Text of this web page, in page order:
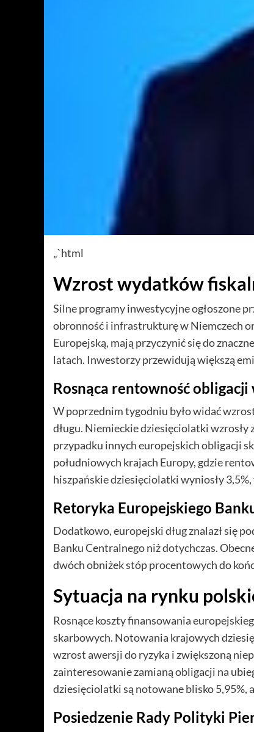
„`html
Wzrost wydatków
Silne programy inwestycyjne ogłoszone
obronność i infrastrukturę w Niemczech
Europejską, mają przyczynić się do
latach. Inwestorzy przewidują większą
Rosnąca rentowność obligacji
W poprzednim tygodniu było widać
długu. Niemieckie dziesięciolatki
przypadku innych europejskich obligacji
południowych krajach Europy, gdzie
hiszpańskie dziesięciolatki wyniosły
Retoryka Europejskiego
Dodatkowo, europejski dług znalazł się
Banku Centralnego niż dotychczas.
dwóch obniżek stóp procentowych do
Sytuacja na rynku
Rosnące koszty finansowania
skarbowych. Notowania krajowych
wzrost awersji do ryzyka i zwiększoną
zainteresowanie zamianą obligacji na
dziesięciolatki są notowane blisko 5,95%,
Posiedzenie Rady Polityki